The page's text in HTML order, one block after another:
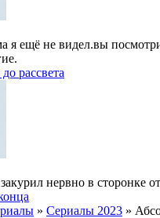
я ещё не видел.вы
рассвета
нервно в сторонке
» Сериалы 2023 »